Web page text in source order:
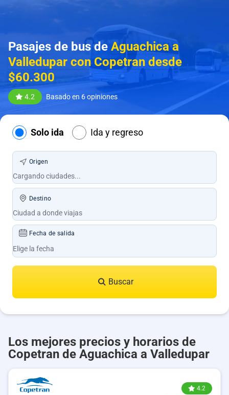
Pasajes de bus de Aguachica a
Valledupar con Copetran desde
$60.300
4.2 Basado en 6 opiniones
Solo ida Ida y regreso
Origen
Destino
Fecha de salida
Buscar
Los mejores precios y horarios de
Copetran de Aguachica a Valledupar
4.2